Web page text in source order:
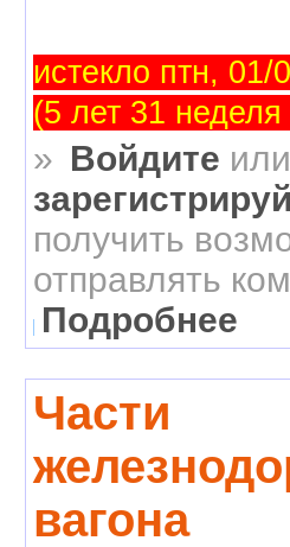
истекло птн,
(5 лет 31
» Войдите
получить
отправлять
Подробнее
Части
вагона